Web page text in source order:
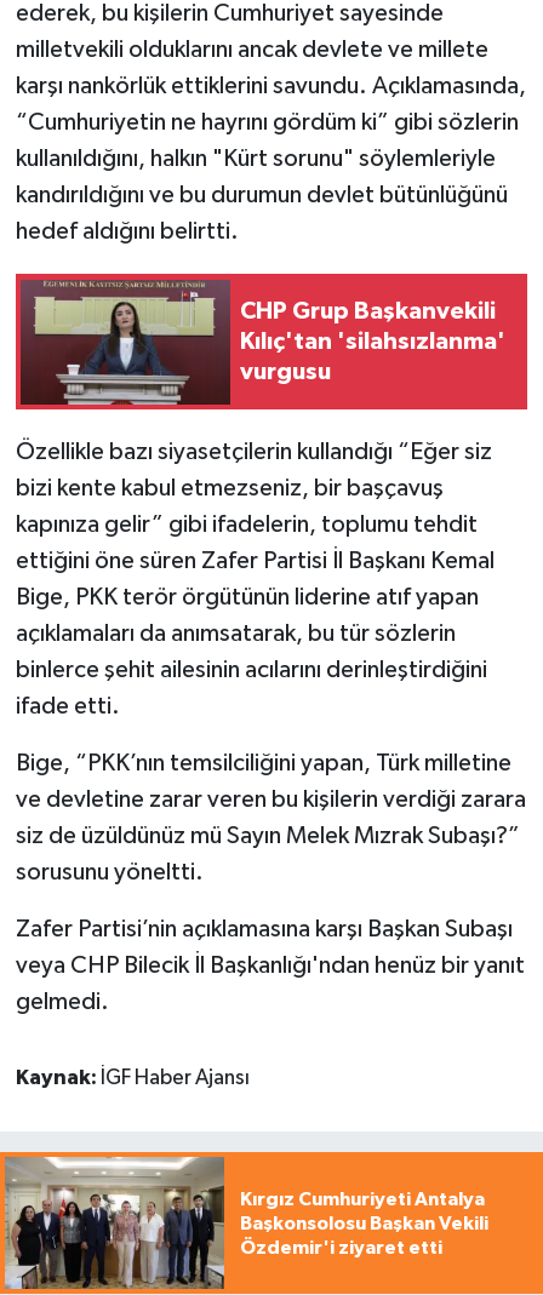
ederek, bu kişilerin Cumhuriyet sayesinde
milletvekili olduklarını ancak devlete ve millete
karşı nankörlük ettiklerini savundu. Açıklamasında,
“Cumhuriyetin ne hayrını gördüm ki” gibi sözlerin
kullanıldığını, halkın "Kürt sorunu" söylemleriyle
kandırıldığını ve bu durumun devlet bütünlüğünü
hedef aldığını belirtti.
CHP Grup Başkanvekili
Kılıç'tan 'silahsızlanma'
vurgusu
Özellikle bazı siyasetçilerin kullandığı “Eğer siz
bizi kente kabul etmezseniz, bir başçavuş
kapınıza gelir” gibi ifadelerin, toplumu tehdit
ettiğini öne süren Zafer Partisi İl Başkanı Kemal
Bige, PKK terör örgütünün liderine atıf yapan
açıklamaları da anımsatarak, bu tür sözlerin
binlerce şehit ailesinin acılarını derinleştirdiğini
ifade etti.
Bige, “PKK’nın temsilciliğini yapan, Türk milletine
ve devletine zarar veren bu kişilerin verdiği zarara
siz de üzüldünüz mü Sayın Melek Mızrak Subaşı?”
sorusunu yöneltti.
Zafer Partisi’nin açıklamasına karşı Başkan Subaşı
veya CHP Bilecik İl Başkanlığı'ndan henüz bir yanıt
gelmedi.
Kaynak: İGF Haber Ajansı
Kırgız Cumhuriyeti Antalya
Başkonsolosu Başkan Vekili
Özdemir'i ziyaret etti